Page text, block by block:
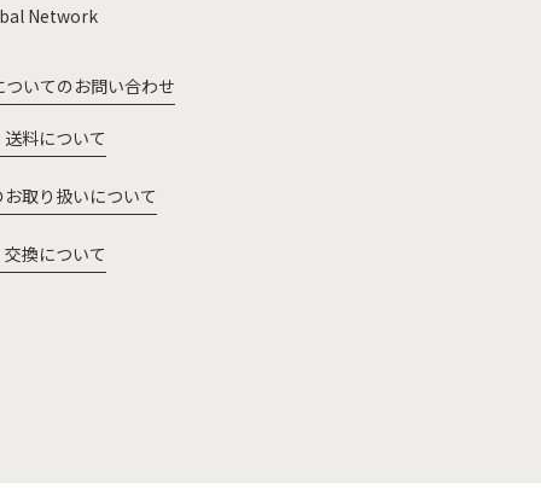
Network
ついてのお問い合わせ
料について
お取り扱いについて
換について